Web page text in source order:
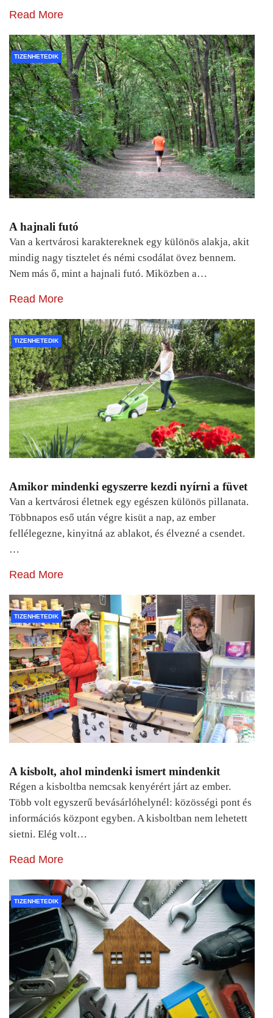
Read More
TIZENHETEDIK
A hajnali futó
Van a kertvárosi karaktereknek egy különös alakja, akit
mindig nagy tisztelet és némi csodálat övez bennem.
Nem más ő, mint a hajnali futó. Miközben a…
Read More
TIZENHETEDIK
Amikor mindenki egyszerre kezdi nyírni a füvet
Van a kertvárosi életnek egy egészen különös pillanata.
Többnapos eső után végre kisüt a nap, az ember
fellélegezne, kinyitná az ablakot, és élvezné a csendet.
…
Read More
TIZENHETEDIK
A kisbolt, ahol mindenki ismert mindenkit
Régen a kisboltba nemcsak kenyérért járt az ember.
Több volt egyszerű bevásárlóhelynél: közösségi pont és
információs központ egyben. A kisboltban nem lehetett
sietni. Elég volt…
Read More
TIZENHETEDIK